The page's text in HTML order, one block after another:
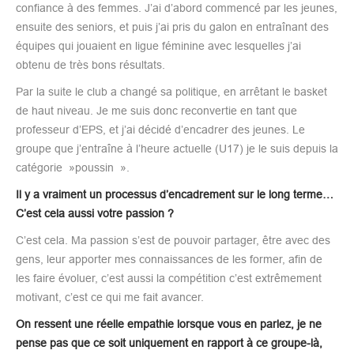
confiance à des femmes. J’ai d’abord commencé par les jeunes,
ensuite des seniors, et puis j’ai pris du galon en entraînant des
équipes qui jouaient en ligue féminine avec lesquelles j’ai
obtenu de très bons résultats.
Par la suite le club a changé sa politique, en arrêtant le basket
de haut niveau. Je me suis donc reconvertie en tant que
professeur d’EPS, et j’ai décidé d’encadrer des jeunes. Le
groupe que j’entraîne à l’heure actuelle (U17) je le suis depuis la
catégorie »poussin ».
Il y a vraiment un processus d’encadrement sur le long terme…
C’est cela aussi votre passion ?
C’est cela. Ma passion s’est de pouvoir partager, être avec des
gens, leur apporter mes connaissances de les former, afin de
les faire évoluer, c’est aussi la compétition c’est extrêmement
motivant, c’est ce qui me fait avancer.
On ressent une réelle empathie lorsque vous en parlez, je ne
pense pas que ce soit uniquement en rapport à ce groupe-là,